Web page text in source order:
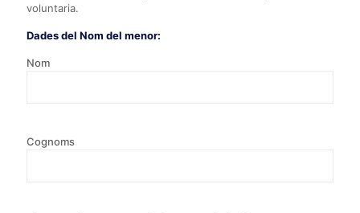
voluntaria.
Dades del Nom del menor:
Nom
Cognoms